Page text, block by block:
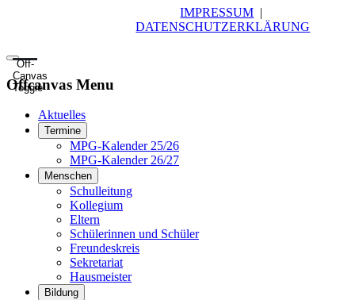
IMPRESSUM |
DATENSCHUTZERKLÄRUNG
Off-
Canvas
Toggle
Offcanvas Menu
Aktuelles
Termine
MPG-Kalender 25/26
MPG-Kalender 26/27
Menschen
Schulleitung
Kollegium
Eltern
Schülerinnen und Schüler
Freundeskreis
Sekretariat
Hausmeister
Bildung